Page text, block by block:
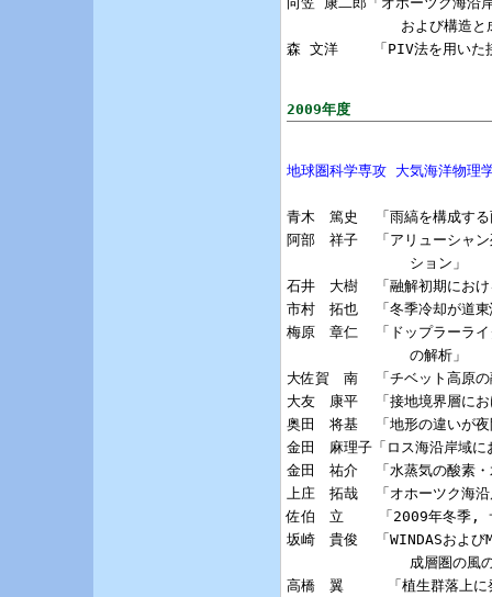
および構造と
森 文洋    「PIV法を用いた接
2009年度
地球圏科学専攻 大気海洋物理
青木　篤史  「雨縞を構成する
阿部　祥子  「アリューシャン
              ション」
石井　大樹  「融解初期におけ
市村　拓也  「冬季冷却が道東
梅原　章仁  「ドップラーライ
              の解析」
大佐賀　南  「チベット高原の
大友　康平  「接地境界層にお
奥田　将基  「地形の違いが夜
金田　麻理子「ロス海沿岸域
金田　祐介  「水蒸気の酸素・
上庄　拓哉  「オホーツク海沿
佐伯　立    「2009年冬季, サ
坂崎　貴俊  「WINDASおよび
成層圏の風
高橋　翼     「植生群落上に